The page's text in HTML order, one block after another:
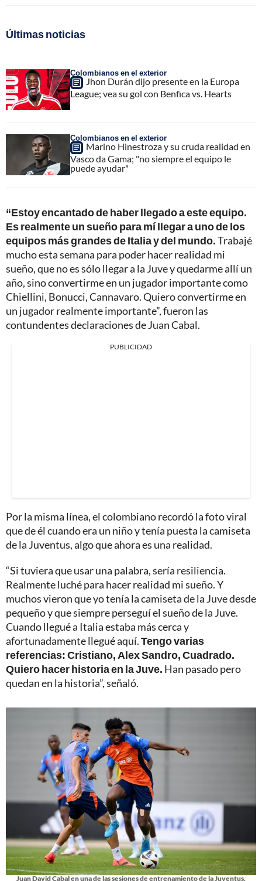
Últimas noticias
Colombianos en el exterior
Jhon Durán dijo presente en la Europa
League; vea su gol con Benfica vs. Hearts
Colombianos en el exterior
Marino Hinestroza y su cruda realidad en
Vasco da Gama; "no siempre el equipo le
puede ayudar"
“Estoy encantado de haber llegado a este equipo.
Es realmente un sueño para mí llegar a uno de los
equipos más grandes de Italia y del mundo.Trabajé
mucho esta semana para poder hacer realidad mi
sueño, que no es sólo llegar a la Juve y quedarme allí un
año, sino convertirme en un jugador importante como
Chiellini, Bonucci, Cannavaro. Quiero convertirme en
un jugador realmente importante”, fueron las
contundentes declaraciones de Juan Cabal.
PUBLICIDAD
Por la misma línea, el colombiano recordó la foto viral
que de él cuando era un niño y tenía puesta la camiseta
de la Juventus, algo que ahora es una realidad.
“Si tuviera que usar una palabra, sería resiliencia.
Realmente luché para hacer realidad mi sueño. Y
muchos vieron que yo tenía la camiseta de la Juve desde
pequeño y que siempre perseguí el sueño de la Juve.
Cuando llegué a Italia estaba más cerca y
afortunadamente llegué aquí.Tengo varias
referencias: Cristiano, Alex Sandro, Cuadrado.
Quiero hacer historia en la Juve. Han pasado pero
quedan en la historia”, señaló.
Juan David Cabal en una de las sesiones de entrenamiento de la Juventus.